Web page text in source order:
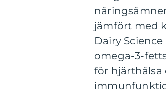
jämfört med
Dairy
omega-3-
för hjärthälsa